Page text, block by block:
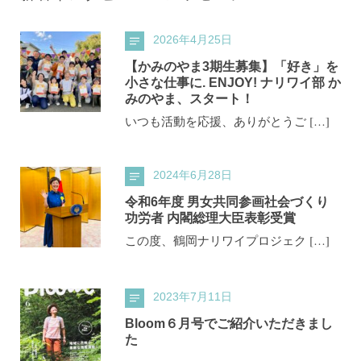
2026年4月25日
【かみのやま3期生募集】「好き」を
小さな仕事に. ENJOY! ナリワイ部 か
みのやま、スタート！
いつも活動を応援、ありがとうご […]
2024年6月28日
令和6年度 男女共同参画社会づくり
功労者 内閣総理大臣表彰受賞
この度、鶴岡ナリワイプロジェク […]
2023年7月11日
Bloom６月号でご紹介いただきまし
た